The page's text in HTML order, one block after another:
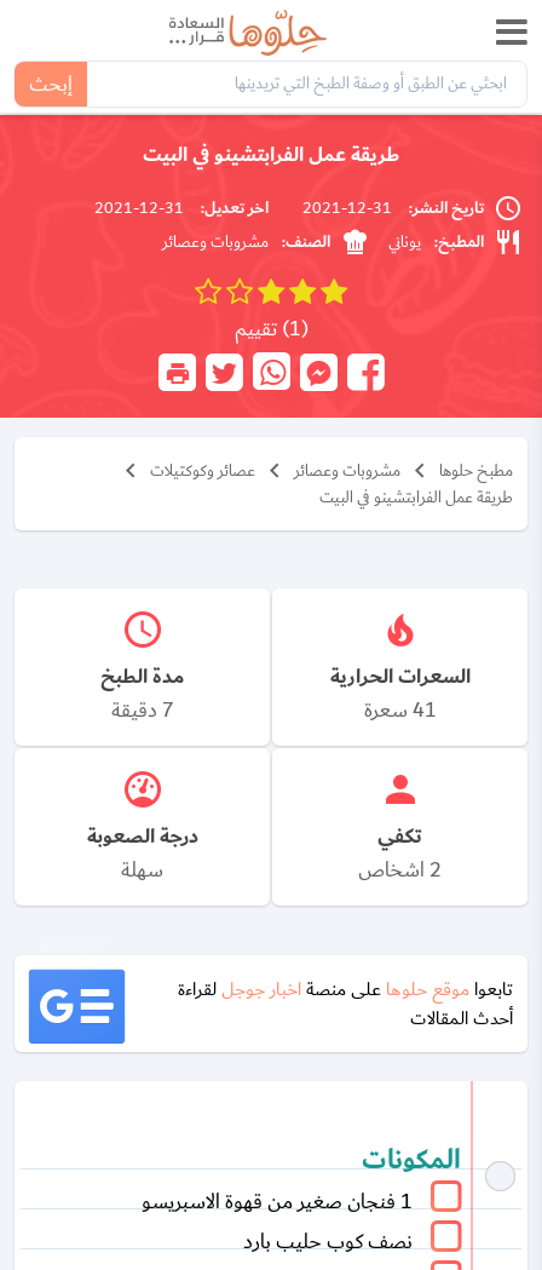
إبحث
طريقة عمل الفرابتشينو في البيت
تاريخ النشر: 31-12-2021 اخر تعديل: 31-12-2021
المطبخ: يوناني الصنف: مشروبات وعصائر
(1) تقييم
مطبخ حلوها مشروبات وعصائر
عصائر وكوكتيلات
طريقة عمل الفرابتشينو في البيت
السعرات الحرارية
41 سعرة
مدة الطبخ
7 دقيقة
تكفي
2 اشخاص
درجة الصعوبة
سهلة
تابعواموقع حلوهاعلى منصةاخبار جوجللقراءة
أحدث المقالات
المكونات
1 فنجان صغير من قهوة الاسبريسو
نصف كوب حليب بارد